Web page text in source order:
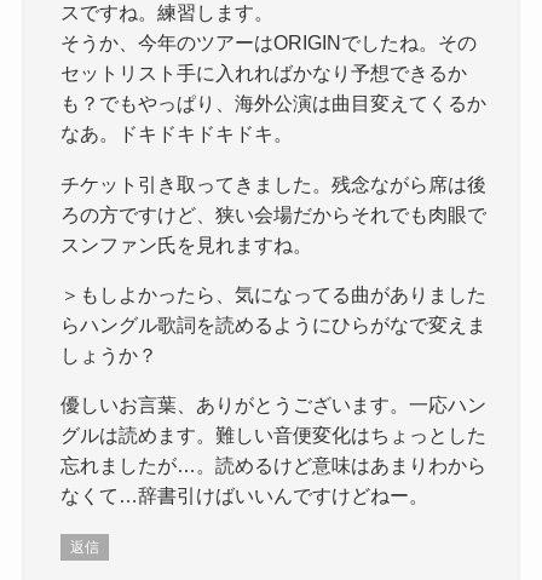
スですね。練習します。
そうか、今年のツアーはORIGINでしたね。その
セットリスト手に入れればかなり予想できるか
も？でもやっぱり、海外公演は曲目変えてくるか
なあ。ドキドキドキドキ。
チケット引き取ってきました。残念ながら席は後
ろの方ですけど、狭い会場だからそれでも肉眼で
スンファン氏を見れますね。
＞もしよかったら、気になってる曲がありました
らハングル歌詞を読めるようにひらがなで変えま
しょうか？
優しいお言葉、ありがとうございます。一応ハン
グルは読めます。難しい音便変化はちょっとした
忘れましたが…。読めるけど意味はあまりわから
なくて…辞書引けばいいんですけどねー。
返信